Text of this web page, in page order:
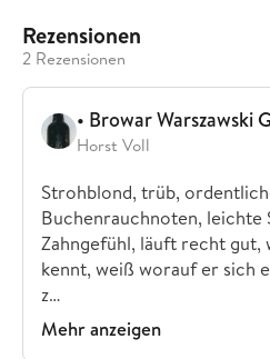
Rezensionen
2 Rezensionen
Horst Voll
Strohblond, trüb,
Buchenrauchnoten, leichte
Zahngefühl, läuft recht gut,
kennt, weiß worauf er sich
z…
Mehr anzeigen